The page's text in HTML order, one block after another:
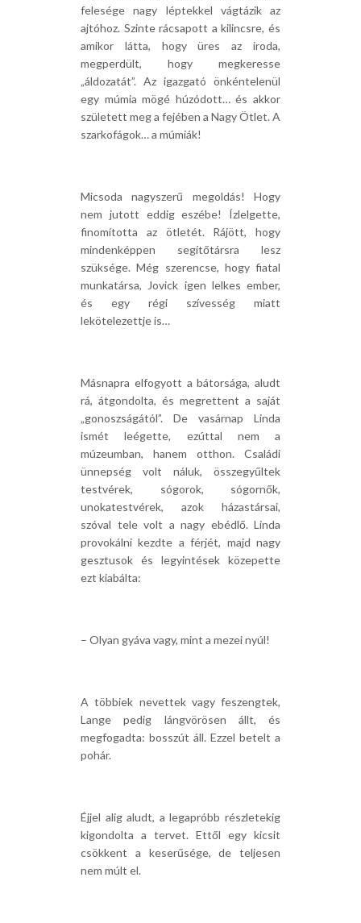
felesége nagy léptekkel vágtázik az
ajtóhoz. Szinte rácsapott a kilincsre, és
amikor látta, hogy üres az iroda,
megperdült, hogy megkeresse
„áldozatát”. Az igazgató önkéntelenül
egy múmia mögé húzódott… és akkor
született meg a fejében a Nagy Ötlet. A
szarkofágok… a múmiák!
Micsoda nagyszerű megoldás! Hogy
nem jutott eddig eszébe! Ízlelgette,
finomította az ötletét. Rájött, hogy
mindenképpen segítőtársra lesz
szüksége. Még szerencse, hogy fiatal
munkatársa, Jovick igen lelkes ember,
és egy régi szívesség miatt
lekötelezettje is…
Másnapra elfogyott a bátorsága, aludt
rá, átgondolta, és megrettent a saját
„gonoszságától”. De vasárnap Linda
ismét leégette, ezúttal nem a
múzeumban, hanem otthon. Családi
ünnepség volt náluk, összegyűltek
testvérek, sógorok, sógornők,
unokatestvérek, azok házastársai,
szóval tele volt a nagy ebédlő. Linda
provokálni kezdte a férjét, majd nagy
gesztusok és legyintések közepette
ezt kiabálta:
– Olyan gyáva vagy, mint a mezei nyúl!
A többiek nevettek vagy feszengtek,
Lange pedig lángvörösen állt, és
megfogadta: bosszút áll. Ezzel betelt a
pohár.
Éjjel alig aludt, a legapróbb részletekig
kigondolta a tervet. Ettől egy kicsit
csökkent a keserűsége, de teljesen
nem múlt el.